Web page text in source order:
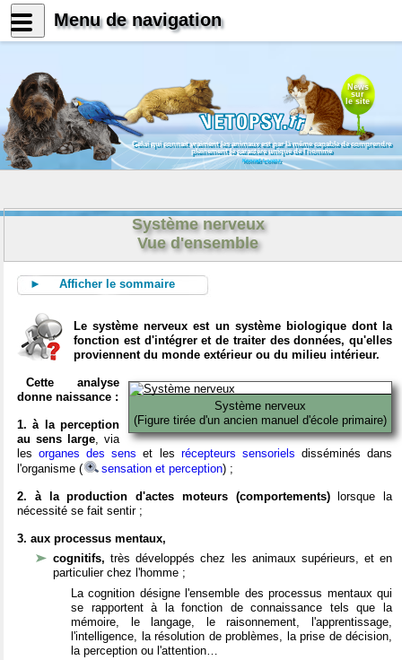
News
sur
le site
Celui qui connait vraiment les animaux est par là même capable de comprendre
pleinement le caractère unique de l'homme
Konrad Lorenz
Système nerveux
Vue d'ensemble
► Afficher le sommaire
Le système nerveux est un système biologique dont la
fonction est d'intégrer et de traiter des données, qu'elles
proviennent du monde extérieur ou du milieu intérieur.
Système nerveux
(Figure tirée d'un ancien manuel d'école primaire)
Cette analyse
donne naissance :
1. à la perception
au sens large, via
lesorganes des sens et les récepteurs sensoriels disséminés dans
l'organisme (
sensation et perception) ;
2. à la production d'actes moteurs (comportements)lorsque la
nécessité se fait sentir ;
3. aux processus mentaux,
cognitifs,très développés chez les animaux supérieurs, et en
particulier chez l'homme ;
La cognition désigne l'ensemble des processus mentaux qui
se rapportent à la fonction de connaissance tels que la
mémoire, le langage, le raisonnement, l'apprentissage,
l'intelligence, la résolution de problèmes, la prise de décision,
la perception ou l'attention…
Menu de navigation